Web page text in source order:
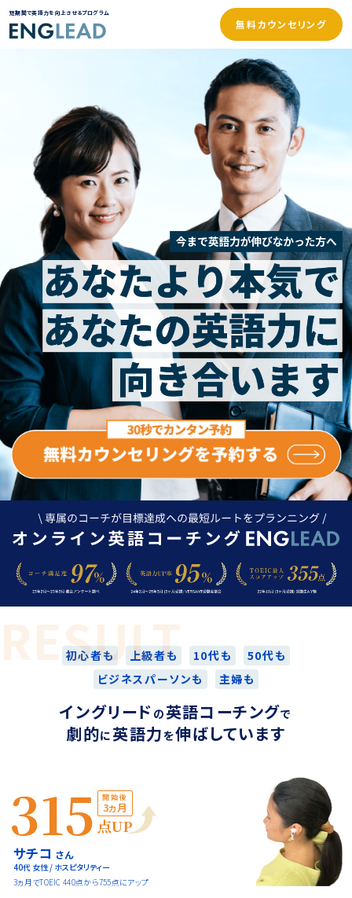
短期間で英語力を向上させるプログラム
無料カウンセリング
初心者も 上級者も 10代も
50代も
ビジネスパーソンも
主婦も
イングリード の 英語コーチングで
劇的に 英語力を伸ばしています
315 開始後
3ヵ月
点UP
サチコ さん
40代 女性 / ホスピタリティー
3ヵ月でTOEIC 440点から755点にアップ
RESULT